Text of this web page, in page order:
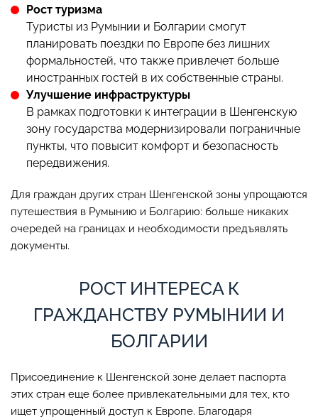
Рост туризма
Туристы из Румынии и Болгарии смогут
планировать поездки по Европе без лишних
формальностей, что также привлечет больше
иностранных гостей в их собственные страны.
Улучшение инфраструктуры
В рамках подготовки к интеграции в Шенгенскую
зону государства модернизировали пограничные
пункты, что повысит комфорт и безопасность
передвижения.
Для граждан других стран Шенгенской зоны упрощаются
путешествия в Румынию и Болгарию: больше никаких
очередей на границах и необходимости предъявлять
документы.
РОСТ ИНТЕРЕСА К
ГРАЖДАНСТВУ РУМЫНИИ И
БОЛГАРИИ
Присоединение к Шенгенской зоне делает паспорта
этих стран еще более привлекательными для тех, кто
ищет упрощенный доступ к Европе. Благодаря